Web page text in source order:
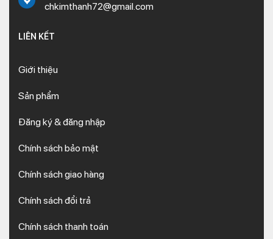
chkimthanh72@gmail.com
LIÊN KẾT
Giới thiệu
Sản phẩm
Đăng ký & đăng nhập
Chính sách bảo mật
Chính sách giao hàng
Chính sách đổi trả
Chính sách thanh toán